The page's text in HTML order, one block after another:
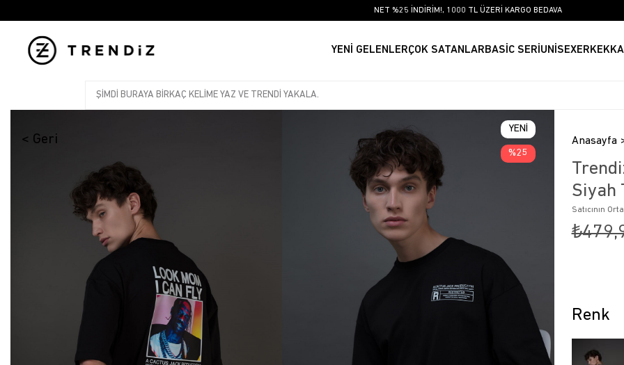
NET %25 İNDİRİM!, 1000 TL ÜZERİ KARGO BEDAVA
YENİ GELENLERÇOK SATANLARBASİC SERİ UNİSEXERKEK
YENI
ÜRÜN
25
Anasayfa
Siyah
Satıcının